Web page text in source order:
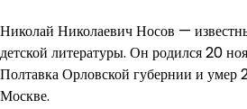
Николай Николаевич Носов —
детской литературы. Он родился 20
Полтавка Орловской губернии и умер
Москве.